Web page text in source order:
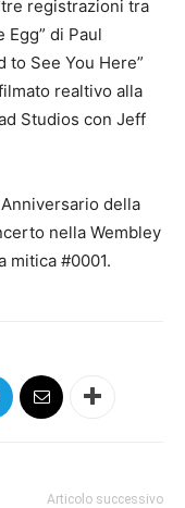
registrazioni tra
Egg” di Paul
to See You Here”
realtivo alla
Studios con Jeff
della
nella Wembley
mitica #0001.
Articolo successivo